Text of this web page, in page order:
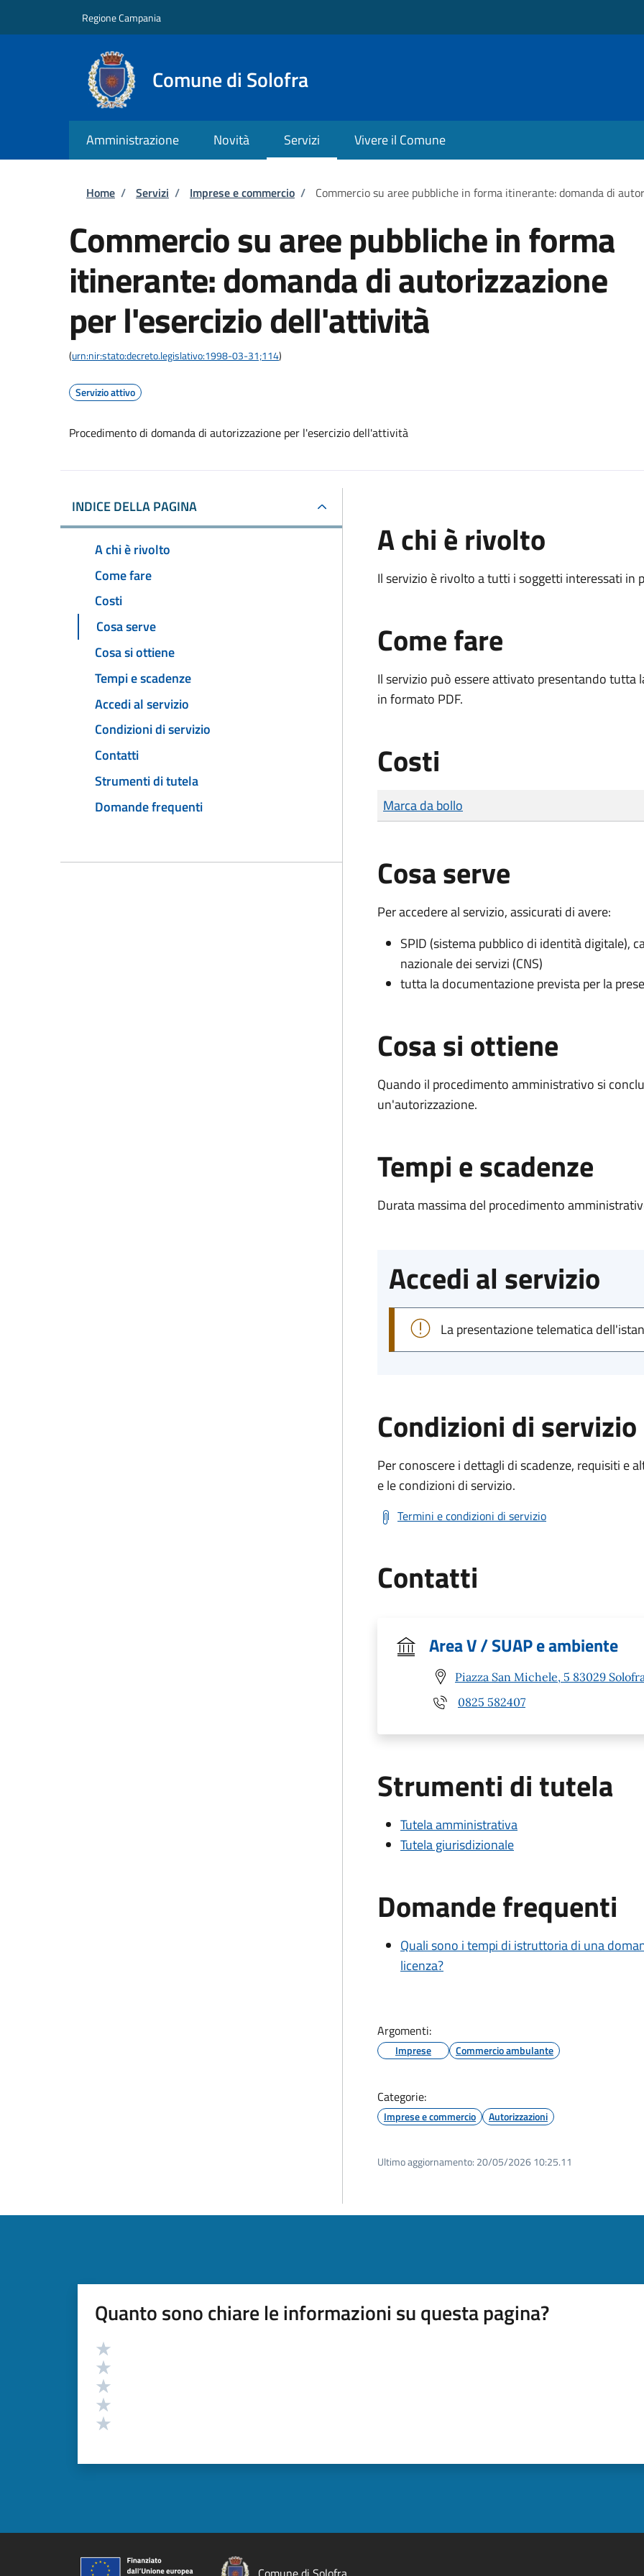
Regione Campania
Comune di Solofra
Amministrazione Novità Servizi Vivere il Comune
Briciole di pane
Home / Servizi / Imprese e commercio / Commercio su aree pubbliche in forma itinerante: domanda di
Commercio su aree pubbliche in forma
itinerante: domanda di autorizzazione
per l'esercizio dell'attività
(urn:nir:stato:decreto.legislativo:1998-03-31;114)
Servizio attivo
Procedimento di domanda di autorizzazione per l'esercizio dell'attività
INDICE DELLA PAGINA
A chi è rivolto
Come fare
Costi
Cosa serve
Cosa si ottiene
Tempi e scadenze
Accedi al servizio
Condizioni di servizio
Contatti
Strumenti di tutela
Domande frequenti
A chi è rivolto
Il servizio è rivolto a tutti i soggetti interessati in
Come fare
Il servizio può essere attivato presentando
in formato PDF.
Costi
Tipo di pagamento
Importo
Marca da bollo
Cosa serve
Per accedere al servizio, assicurati di avere:
SPID (sistema pubblico di identità digitale),
nazionale dei servizi (CNS)
tutta la documentazione prevista per la
Cosa si ottiene
Quando il procedimento amministrativo si
un'autorizzazione.
Tempi e scadenze
Durata massima del procedimento
Accedi al servizio
La presentazione telematica
Condizioni di servizio
Per conoscere i dettagli di scadenze, requisiti e
e le condizioni di servizio.
Termini e condizioni di servizio
Contatti
Area V / SUAP e ambiente
Piazza San Michele, 5 83029
0825 582407
Strumenti di tutela
Tutela amministrativa
Tutela giurisdizionale
Domande frequenti
Quali sono i tempi di istruttoria di una
licenza?
Argomenti:
Imprese Commercio ambulante
Categorie:
Imprese e commercio Autorizzazioni
Ultimo aggiornamento: 20/05/2026 10:25.11
Quanto sono chiare le informazioni su questa pagina?
Valutazione